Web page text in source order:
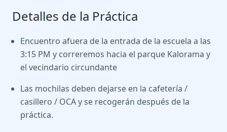
Detalles de la Práctica
Encuentro afuera de la entrada de la escuela a las
3:15 PM y correremos hacia el parque Kalorama y
el vecindario circundante
Las mochilas deben dejarse en la cafetería /
casillero / OCA y se recogerán después de la
práctica.